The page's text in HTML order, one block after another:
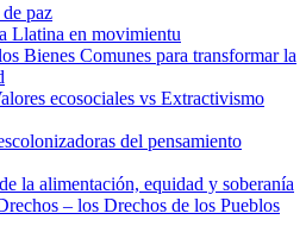
paz
Llatina en movimientu
Bienes Comunes para transformar la
ecosociales vs Extractivismo
del pensamiento
la alimentación, equidad y soberanía
– los Drechos de los Pueblos